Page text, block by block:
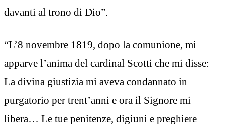
davanti al trono di Dio”.
“L’8 novembre 1819, dopo la comunione, mi
apparve l’anima del cardinal Scotti che mi disse:
La divina giustizia mi aveva condannato in
purgatorio per trent’anni e ora il Signore mi
libera… Le tue penitenze, digiuni e preghiere